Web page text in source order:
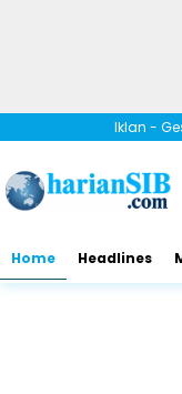
Iklan -
Home Headlines